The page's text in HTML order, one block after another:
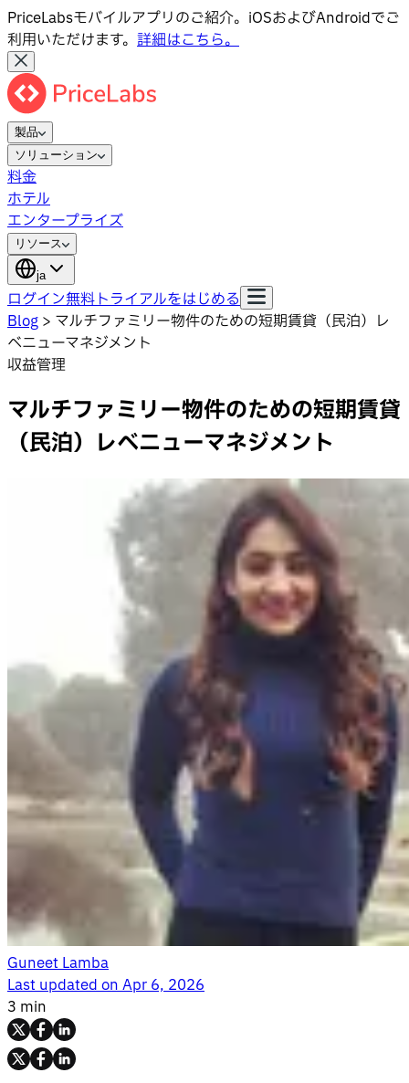
PriceLabsモバイルアプリのご紹介。iOSおよびAndroidでご
利用いただけます。 詳細はこちら。
製品
ソリューション
料金
ホテル
エンタープライズ
リソース
ja
ログイン無料トライアルをはじめる
Blog > マルチファミリー物件のための短期賃貸（民泊）レ
ベニューマネジメント
収益管理
マルチファミリー物件のための短期賃貸
（民泊）レベニューマネジメント
Guneet Lamba
Last updated onApr 6, 2026
3 min